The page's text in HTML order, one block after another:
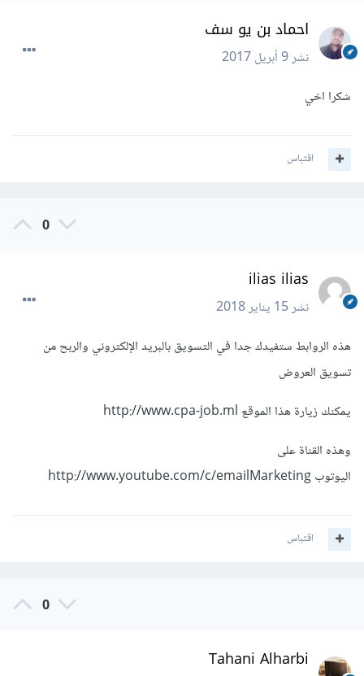
احماد بن يو سف
نشر9 أبريل 2017
شكرا اخي
اقتباس
0
ilias ilias
نشر15 يناير 2018
هذه الروابط ستفيدك جدا في التسويق بالبريد الإلكتروني والربح من
تسويق العروض
يمكنك زيارة هذا الموقع http://www.cpa-job.ml
وهذه القناة على
اليوتوب http://www.youtube.com/c/emailMarketing
اقتباس
0
Tahani Alharbi